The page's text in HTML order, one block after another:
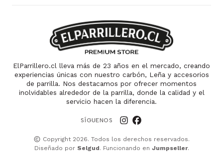
ElParrillero.cl lleva más de 23 años en el mercado, creando
experiencias únicas con nuestro carbón, Leña y accesorios
de parrilla. Nos destacamos por ofrecer momentos
inolvidables alrededor de la parrilla, donde la calidad y el
servicio hacen la diferencia.
SÍGUENOS
Copyright 2026. Todos los derechos reservados.
Diseñado por Selgud. Funcionando en Jumpseller.